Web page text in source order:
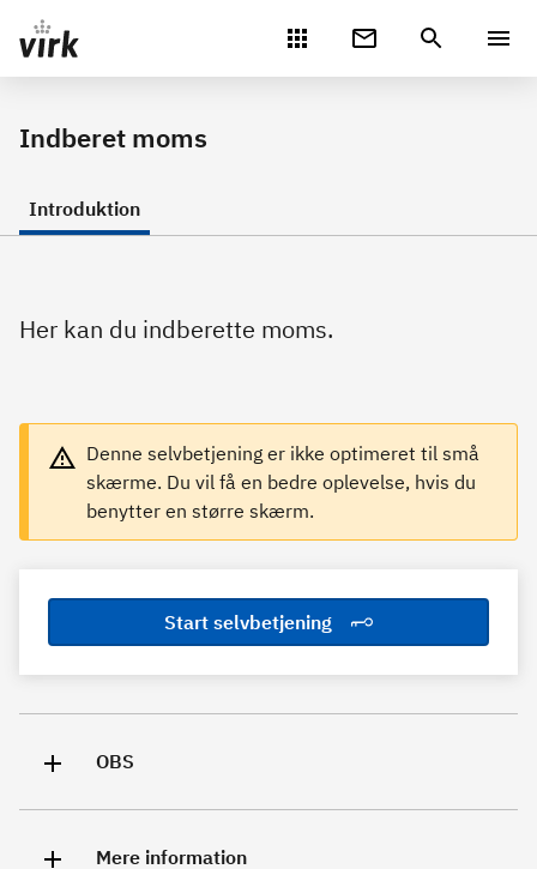
Gå direkte til indhold
Indberet moms
Introduktion
Her kan du indberette moms.
Denne selvbetjening er ikke optimeret til små
skærme. Du vil få en bedre oplevelse, hvis du
benytter en større skærm.
Start selvbetjening
OBS
Mere information